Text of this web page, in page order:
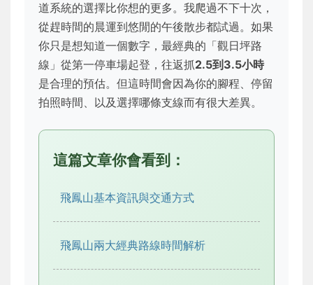
道系統的選擇比你想的更多。我爬過不下十次，
從趕時間的晨運到悠閒的午後散步都試過。如果
你只是想知道一個數字，最經典的「觀日坪路
線」從第一停車場起登，往返抓2.5到3.5小時
是合理的預估。但這時間會因為你的腳程、停留
拍照時間、以及選擇哪條支線而有很大差異。
這篇文章你會看到：
飛鳳山基本資訊與交通方式
飛鳳山兩大經典路線時間解析